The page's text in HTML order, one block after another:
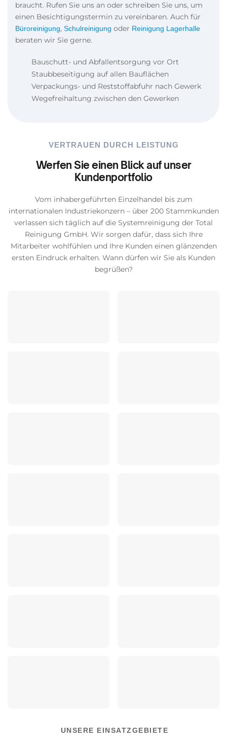
braucht. Rufen Sie uns an oder schreiben Sie uns, um
einen Besichtigungstermin zu vereinbaren. Auch für
Büroreinigung, Schulreinigung oder Reinigung Lagerhalle
beraten wir Sie gerne.
Bauschutt- und Abfallentsorgung vor Ort
Staubbeseitigung auf allen Bauflächen
Verpackungs- und Reststoffabfuhr nach Gewerk
Wegefreihaltung zwischen den Gewerken
VERTRAUEN DURCH LEISTUNG
Werfen Sie einen Blick auf unser
Kundenportfolio
Vom inhabergeführten Einzelhandel bis zum
internationalen Industriekonzern – über 200 Stammkunden
verlassen sich täglich auf die Systemreinigung der Total
Reinigung GmbH. Wir sorgen dafür, dass sich Ihre
Mitarbeiter wohlfühlen und Ihre Kunden einen glänzenden
ersten Eindruck erhalten. Wann dürfen wir Sie als Kunden
begrüßen?
UNSERE EINSATZGEBIETE